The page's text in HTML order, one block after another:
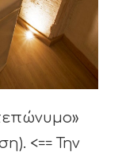
<== Την